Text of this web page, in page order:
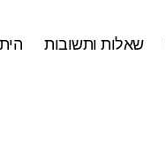
שאלות ותשובות